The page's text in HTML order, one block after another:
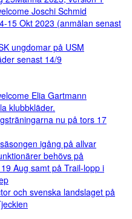
Joschi Schmid
15 Okt 2023 (anmälan senast
ungdomar på USM
senast 14/9
Elia Gartmann
klubbkläder.
nu på tors 17
igång på allvar
behövs på
Aug samt på Trail-lopp i
och svenska landslaget på